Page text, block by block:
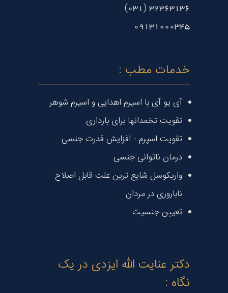
32363136 (031)
09131000345
خدمات مطب :
آی یو آی با اسپرم اهدایی و اسپرم شوهر
تقویت تخمدانها برای بارداری
تقویت اسپرم - افزایش قدرت جنسی
درمان ناتوانی جنسی
واریکوسل شایع ترین علت قابل اصلاح
ناباروری در مردان
تعیین جنسیت
دکتر عنایت الله ایزدی در یک
نگاه :